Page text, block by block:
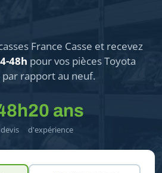
France Casse et recevez
48h pour vos pièces Toyota
par rapport au neuf.
20 ans
d'expérience